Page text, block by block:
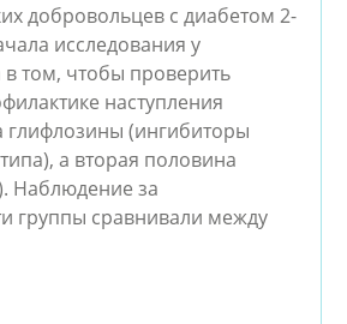
добровольцев с диабетом 2-
исследования у
том, чтобы проверить
наступления
(ингибиторы
а вторая половина
Наблюдение за
группы сравнивали между